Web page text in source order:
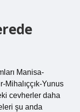
Manisa-
Yunus
cevherler daha
şu anda